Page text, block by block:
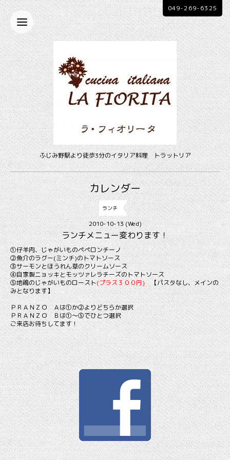
ふじみ野駅より徒歩3分のイタリア料理 トラットリア
049-269-6325
カレンダー
ランチ
2010-10-13 (Wed)
ランチメニュー変わります！
①仔羊肉、じゃがいものペペロンチーノ
②魚介のラグー(ミンチ)のトマトソース
③サーモンとほうれん草のクリームソース
④自家製ニョッキとモッツァレラチーズのトマトソース
⑤地鶏のじゃがいものロースト(プラス３００円)【パスタなし、メインの
みとなります】
ＰＲＡＮＺＯ Ａは①か②よりどちらか選択
ＰＲＡＮＺＯ Ｂは①～⑤でひとつ選択
ご来店お待ちしてます！